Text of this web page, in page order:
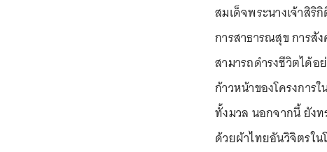
สมเด็จพระนางเจ้าสิ
การสาธารณสุข การสั
สามารถดำรงชีวิตได้อ
ก้าวหน้าของโครงการ
ทั้งมวล นอกจากนี้ ยัง
ด้วยผ้าไทยอันวิจิตรใ